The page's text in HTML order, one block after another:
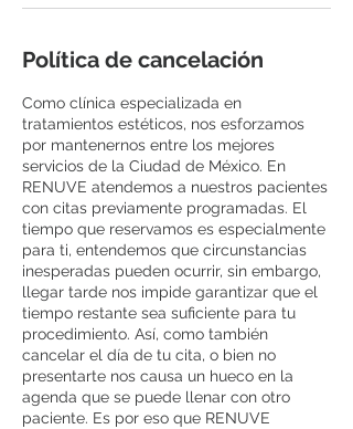
Política de cancelación
Como clínica especializada en
tratamientos estéticos, nos esforzamos
por mantenernos entre los mejores
servicios de la Ciudad de México. En
RENUVE atendemos a nuestros pacientes
con citas previamente programadas. El
tiempo que reservamos es especialmente
para ti, entendemos que circunstancias
inesperadas pueden ocurrir, sin embargo,
llegar tarde nos impide garantizar que el
tiempo restante sea suficiente para tu
procedimiento. Así, como también
cancelar el día de tu cita, o bien no
presentarte nos causa un hueco en la
agenda que se puede llenar con otro
paciente. Es por eso que RENUVE